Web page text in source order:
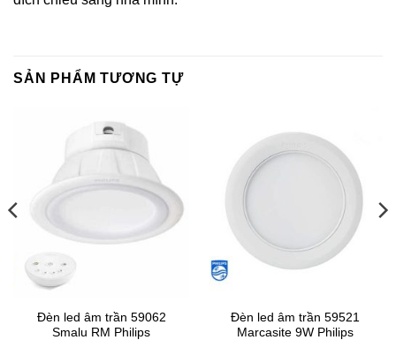
SẢN PHẨM TƯƠNG TỰ
Đèn led âm trần 59062
Smalu RM Philips
Đèn led âm trần 59521
Marcasite 9W Philips